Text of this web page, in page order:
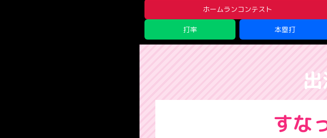
ホームランコンテスト
打率 本塁打
すな